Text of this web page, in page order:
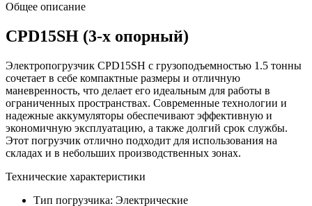
Общее описание
CPD15SH (3-х опорный)
Электропогрузчик CPD15SH с грузоподъемностью 1.5 тонны
сочетает в себе компактные размеры и отличную
маневренность, что делает его идеальным для работы в
ограниченных пространствах. Современные технологии и
надежные аккумуляторы обеспечивают эффективную и
экономичную эксплуатацию, а также долгий срок службы.
Этот погрузчик отлично подходит для использования на
складах и в небольших производственных зонах.
Технические характеристики
Тип погрузчика: Электрические